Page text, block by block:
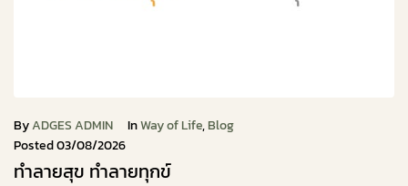
ByADGES ADMIN InWay of Life,Blog
Posted03/08/2026
ทำลายสุข ทำลายทุกข์